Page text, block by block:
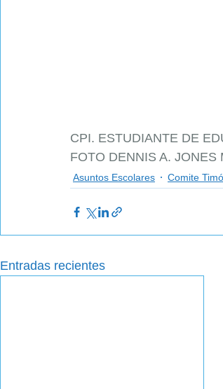
CPI. ESTUDIANTE DE
FOTO DENNIS A. JONES
Asuntos Escolares Comite
Entradas recientes